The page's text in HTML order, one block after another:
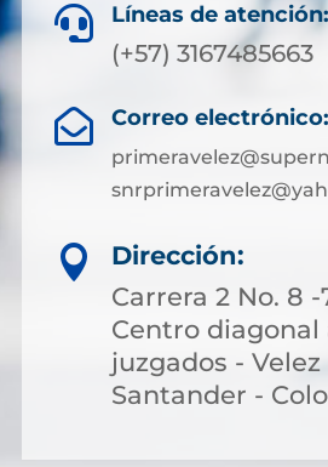
 Líneas de atención:
(+57) 3167485663
 Correo electrónico:

Dirección:
Carrera 2 No. 8
Centro diagonal
juzgados - Velez
Santander -